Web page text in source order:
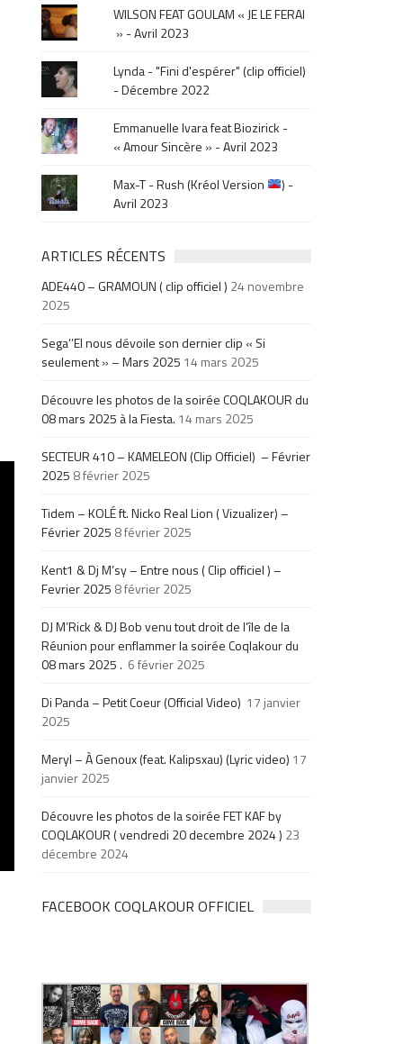
WILSON FEAT GOULAM « JE LE FERAI
» - Avril 2023
Lynda - "Fini d'espérer" (clip officiel)
- Décembre 2022
Emmanuelle Ivara feat Biozirick -
« Amour Sincère » - Avril 2023
Max-T - Rush (Kréol Version
) -
Avril 2023
ARTICLES RÉCENTS
ADE440 – GRAMOUN ( clip officiel ) 24 novembre
2025
Sega’’El nous dévoile son dernier clip « Si
seulement » – Mars 2025 14 mars 2025
Découvre les photos de la soirée COQLAKOUR du
08 mars 2025 à la Fiesta. 14 mars 2025
SECTEUR 410 – KAMELEON (Clip Officiel) – Février
2025 8 février 2025
Tidem – KOLÉ ft. Nicko Real Lion ( Vizualizer) –
Février 2025 8 février 2025
Kent1 & Dj M’sy – Entre nous ( Clip officiel ) –
Fevrier 2025 8 février 2025
DJ M’Rick & DJ Bob venu tout droit de l’île de la
Réunion pour enflammer la soirée Coqlakour du
08 mars 2025 . 6 février 2025
Di Panda – Petit Coeur (Official Video) 17 janvier
2025
Meryl – À Genoux (feat. Kalipsxau) (Lyric video) 17
janvier 2025
Découvre les photos de la soirée FET KAF by
COQLAKOUR ( vendredi 20 decembre 2024 ) 23
décembre 2024
FACEBOOK COQLAKOUR OFFICIEL